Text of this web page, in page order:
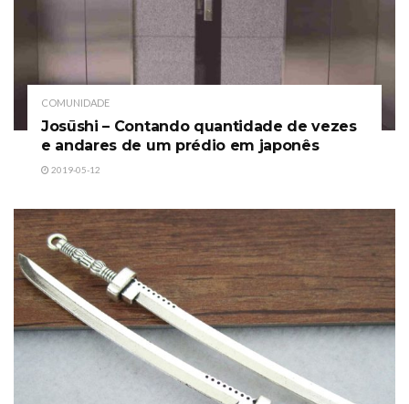
COMUNIDADE
Josūshi – Contando quantidade de vezes
e andares de um prédio em japonês
2019-05-12